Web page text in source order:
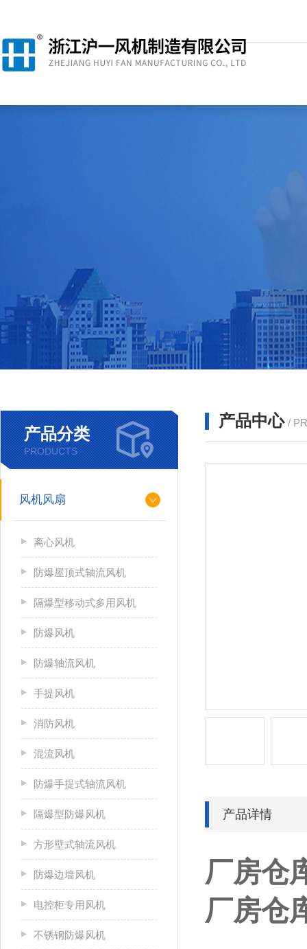
产品分类
PRODUCTS
风机风扇
离心风机
防爆屋顶式轴流风机
隔爆型移动式多用风机
防爆风机
防爆轴流风机
手提风机
消防风机
混流风机
防爆手提式轴流风机
隔爆型防爆风机
方形壁式轴流风机
防爆边墙风机
电控柜专用风机
不锈钢防爆风机
产品中心 /
产品详情
厂房仓
厂房仓